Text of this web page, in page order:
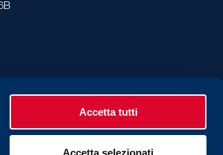
Accetta tutti
Accetta selezionati